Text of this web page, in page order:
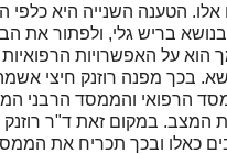
אלו. הטענה השנייה היא כלפי
בריש גלי, ולפתור את
הוא על האפשרויות
בכך מפנה רוזנק חיצי
הרפואי והממסד הרבני
המצב. במקום זאת ד"ר
כאלו ובכך תכריח את